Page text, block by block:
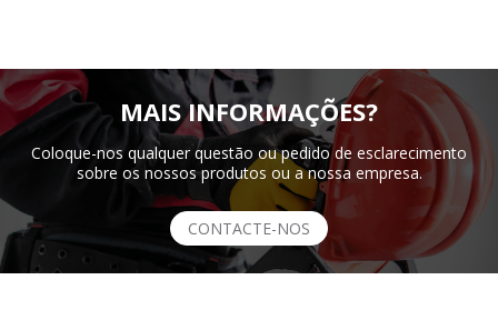
MAIS INFORMAÇÕES?
Coloque-nos qualquer questão ou pedido de esclarecimento
sobre os nossos produtos ou a nossa empresa.
CONTACTE-NOS